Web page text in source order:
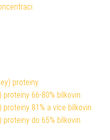
proteiny
proteiny 66-80% bílkovin
proteiny 81% a více bílkovin
proteiny do 65% bílkovin